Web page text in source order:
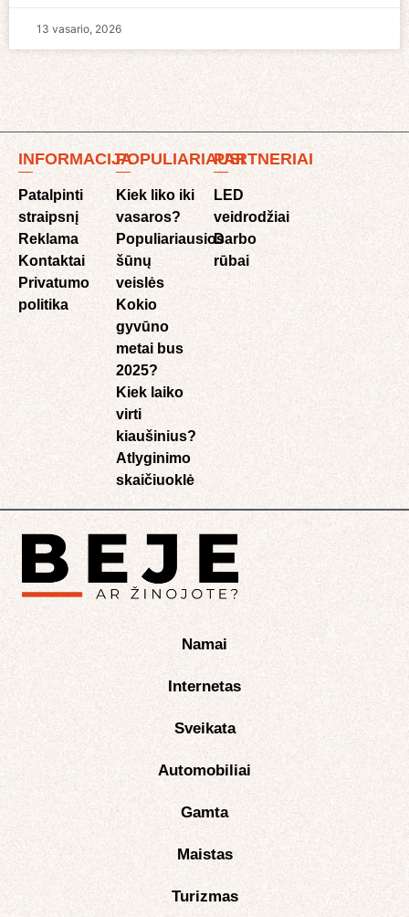
13 vasario, 2026
INFORMACIJA
Patalpinti
straipsnį
Reklama
Kontaktai
Privatumo
politika
POPULIARIAUSI
Kiek liko iki
vasaros?
Populiariausios
šūnų
veislės
Kokio
gyvūno
metai bus
2025?
Kiek laiko
virti
kiaušinius?
Atlyginimo
skaičiuoklė​
PARTNERIAI
LED
veidrodžiai
Darbo
rūbai
Namai
Internetas
Sveikata
Automobiliai
Gamta
Maistas
Turizmas